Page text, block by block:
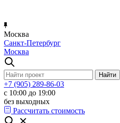
Москва
Санкт-Петербург
Москва
+7 (905) 289-86-03
с 10:00 до 19:00
без выходных
Рассчитать стоимость